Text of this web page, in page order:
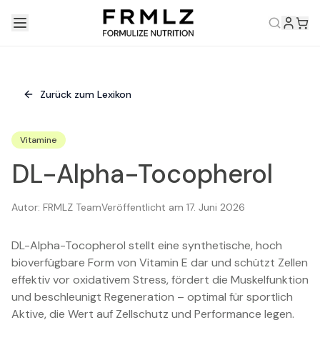
Zurück zum Lexikon
Vitamine
DL-Alpha-Tocopherol
Autor: FRMLZ TeamVeröffentlicht am 17. Juni 2026
DL-Alpha-Tocopherol stellt eine synthetische, hoch
bioverfügbare Form von Vitamin E dar und schützt Zellen
effektiv vor oxidativem Stress, fördert die Muskelfunktion
und beschleunigt Regeneration – optimal für sportlich
Aktive, die Wert auf Zellschutz und Performance legen.